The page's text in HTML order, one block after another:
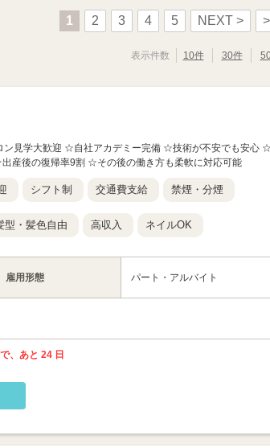
1 2 3 4 5 NEXT >
表示件数 10件 30件
見学大歓迎 ☆自社アカデミー完備 ☆技術が不安でも安心
産後の復帰率9割 ☆その後の働き方も柔軟に対応可能
シフト制 交通費支給 禁煙・分煙
型・髪色自由 高収入 ネイルOK
雇用形態 パート・アルバイト
、あと 24 日